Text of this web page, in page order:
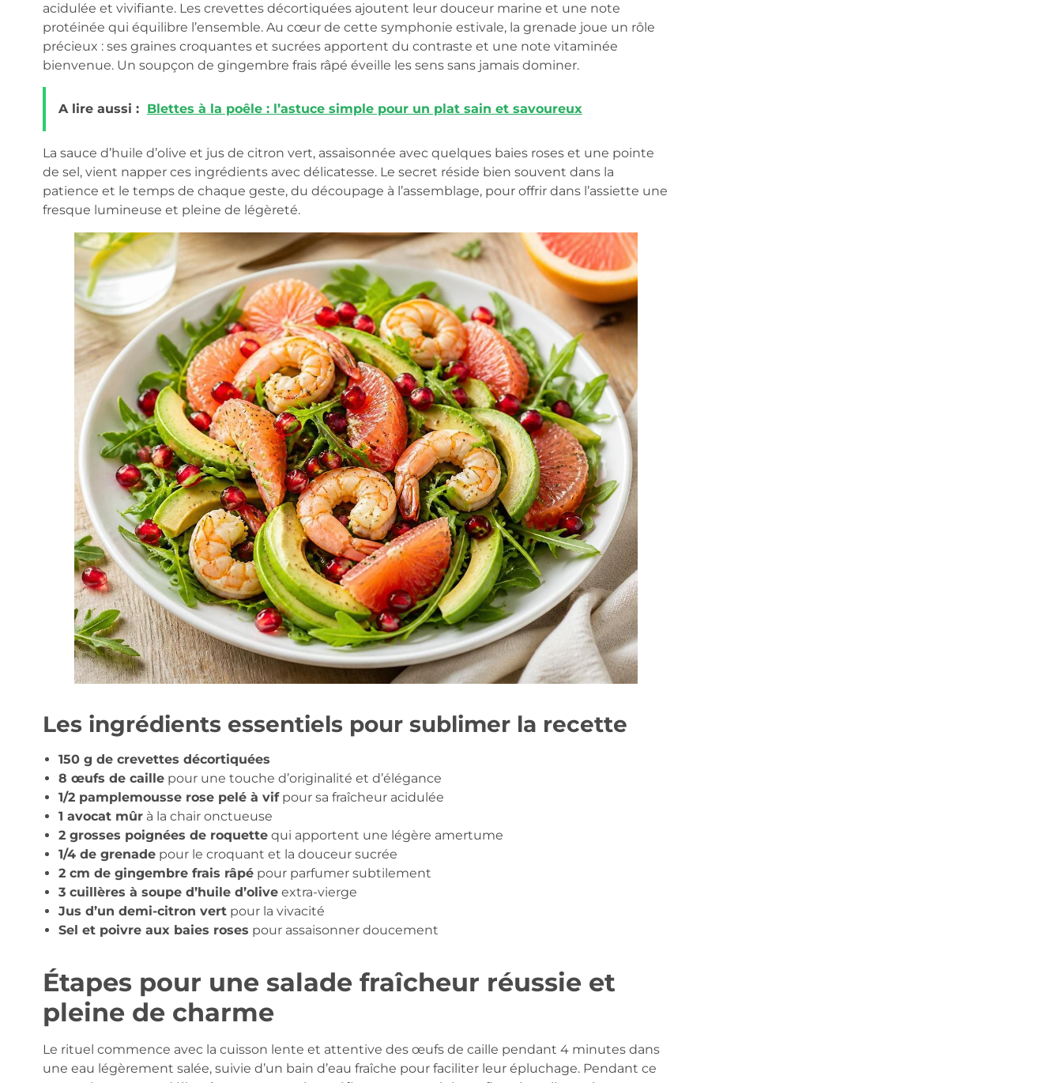
acidulée et vivifiante. Les crevettes décortiquées ajoutent leur douceur marine et une note
protéinée qui équilibre l’ensemble. Au cœur de cette symphonie estivale, la grenade joue un rôle
précieux : ses graines croquantes et sucrées apportent du contraste et une note vitaminée
bienvenue. Un soupçon de gingembre frais râpé éveille les sens sans jamais dominer.
A lire aussi : Blettes à la poêle : l’astuce simple pour un plat sain et savoureux
La sauce d’huile d’olive et jus de citron vert, assaisonnée avec quelques baies roses et une pointe
de sel, vient napper ces ingrédients avec délicatesse. Le secret réside bien souvent dans la
patience et le temps de chaque geste, du découpage à l’assemblage, pour offrir dans l’assiette une
fresque lumineuse et pleine de légèreté.
Les ingrédients essentiels pour sublimer la recette
150 g de crevettes décortiquées
8 œufs de caillepour une touche d’originalité et d’élégance
1/2 pamplemousse rose pelé à vifpour sa fraîcheur acidulée
1 avocat mûrà la chair onctueuse
2 grosses poignées de roquettequi apportent une légère amertume
1/4 de grenadepour le croquant et la douceur sucrée
2 cm de gingembre frais râpépour parfumer subtilement
3 cuillères à soupe d’huile d’oliveextra-vierge
Jus d’un demi-citron vertpour la vivacité
Sel et poivre aux baies roses pour assaisonner doucement
Étapes pour une salade fraîcheur réussie et
pleine de charme
Le rituel commence avec la cuisson lente et attentive des œufs de caille pendant 4 minutes dans
une eau légèrement salée, suivie d’un bain d’eau fraîche pour faciliter leur épluchage. Pendant ce